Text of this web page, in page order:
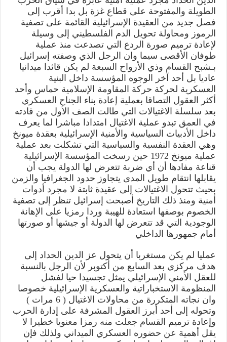
تَمْحُوَ
عار
الهَزِيمَةِ
مغلقة
الطويلة والمفتوحة على قطاع غزة بل بدا أقرب إلى
فصل جديد من العقيدة الإسرائيلية القائمة على تصفية
الرموز ومحاولة تحويل الدم الفلسطيني إلى وسيلة
لإعادة ترميم صورة الردع التي تصدعت منذ عملية
طوفان الأقصى سيما وان الرجل الذي وصفته إسرائيل
بـشبح القسام وذي الأرواح السبعة لم يكن قائدا ميدانيا
عاديا بل أحد آخر الوجوه المؤسسة داخل البنية
العسكرية لحركة حركة المقاومة الإسلامية حماس وأحد
أكثر العقول التصاقا بعملية إعادة بناء الجناح العسكري
بعد سلسلة الاغتيالات التي طالت الصف الأول من قادته
في العمق تبدو عملية الاغتيال امتدادا مباشرا لما يعرف
داخل الأدبيات السياسية والأمنية الإسرائيلية بعقدة ميونخ
وهي العقدة النفسية والسياسية التي تشكلت بعد عملية
عملية ميونخ 1972 حين رسخت المؤسسة الإسرائيلية
قناعة مفادها أن أي ضربة تتعرض لها الدولة يجب أن
يقابلها انتقام طويل المدى يتجاوز حدود الجغرافيا والزمن
بحيث تتحول الاغتيالات إلى عقيدة ثابتة لا مجرد أدوات
أمنية ومنذ ذلك التاريخ أصبحت إسرائيل تنظر إلى تصفية
الخصوم بوصفها استعادة للهيبة وردا رمزيا على الإهانة
الوجودية التي قد تتعرض لها الدولة أو جيشها أو صورتها
أمام جمهورها الداخلي
عمليا لم يكن مستغربا أن يتحول عز الدين الحداد إلى
هدف مركزي بعد السابع من أكتوبر لأن الرجل بالنسبة
للعقل الأمني الإسرائيلي يمثل تجسيدا حيا لفشل
المنظومة الاستخباراتية والعسكرية الإسرائيلية خصوصا
وان نجاته المتكررة من محاولات الاغتيال ( 6 مرات )
وتحوله إلى أحد أبرز العقول المشرفة على إدارة الحرب
وإعادة ترميم القسام جعلت منه رمزا معنويا خطيرا لا
يقل أهمية عن حضوره العسكري الميداني ولذلك فإن